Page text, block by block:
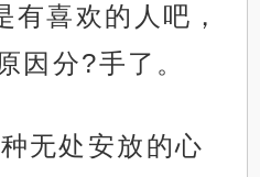
有喜欢的人吧，
因分?手了。
无处安放的心